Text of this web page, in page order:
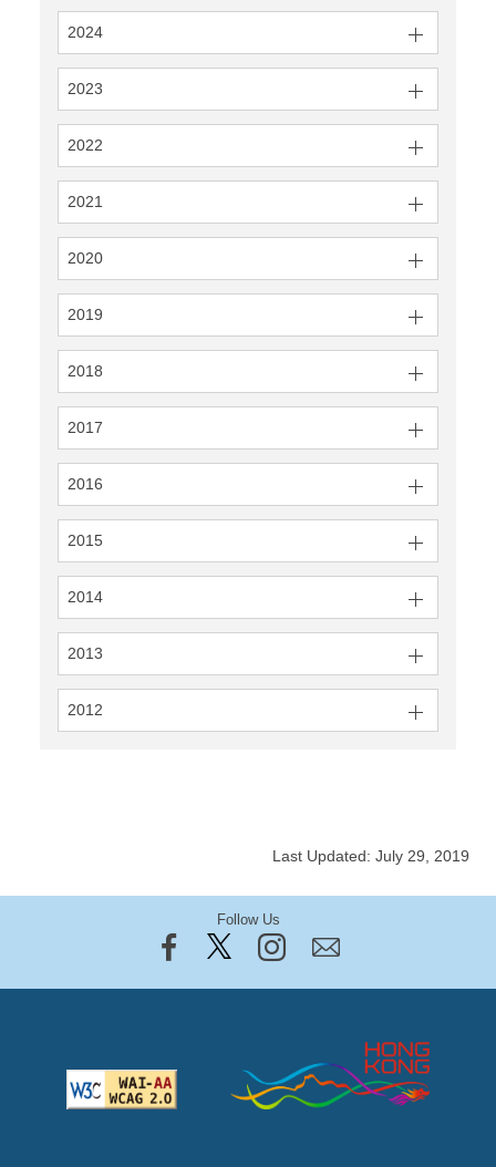
2024
2023
2022
2021
2020
2019
2018
2017
2016
2015
2014
2013
2012
Last Updated: July 29, 2019
Follow Us